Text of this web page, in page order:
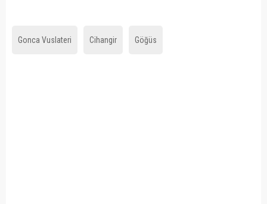
Gonca Vuslateri Cihangir Göğüs